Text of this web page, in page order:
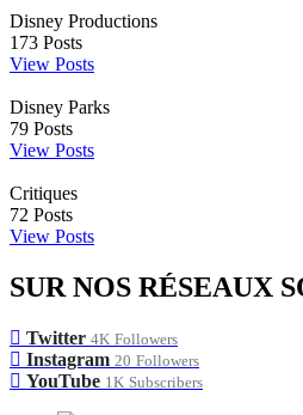
Disney Productions
173 Posts
View Posts
Disney Parks
79 Posts
View Posts
Critiques
72 Posts
View Posts
SUR NOS RÉSEAUX
Twitter 4K Followers
Instagram 20 Followers
YouTube 1K Subscribers